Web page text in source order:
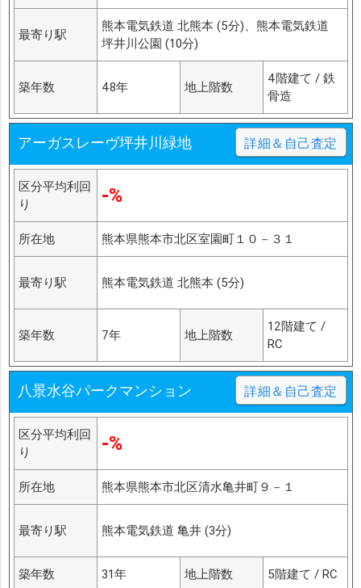
最寄り駅
熊本電気鉄道 北熊本 (5分)、熊本電気鉄道
坪井川公園 (10分)
築年数 48年 地上階数
4階建て / 鉄
骨造
アーガスレーヴ坪井川緑地 詳細＆自己査定
区分平均利回
り
-%
所在地 熊本県熊本市北区室園町１０－３１
最寄り駅 熊本電気鉄道 北熊本 (5分)
築年数 7年 地上階数
12階建て /
RC
八景水谷パークマンション 詳細＆自己査定
区分平均利回
り
-%
所在地 熊本県熊本市北区清水亀井町９－１
最寄り駅 熊本電気鉄道 亀井 (3分)
築年数 31年 地上階数 5階建て / RC